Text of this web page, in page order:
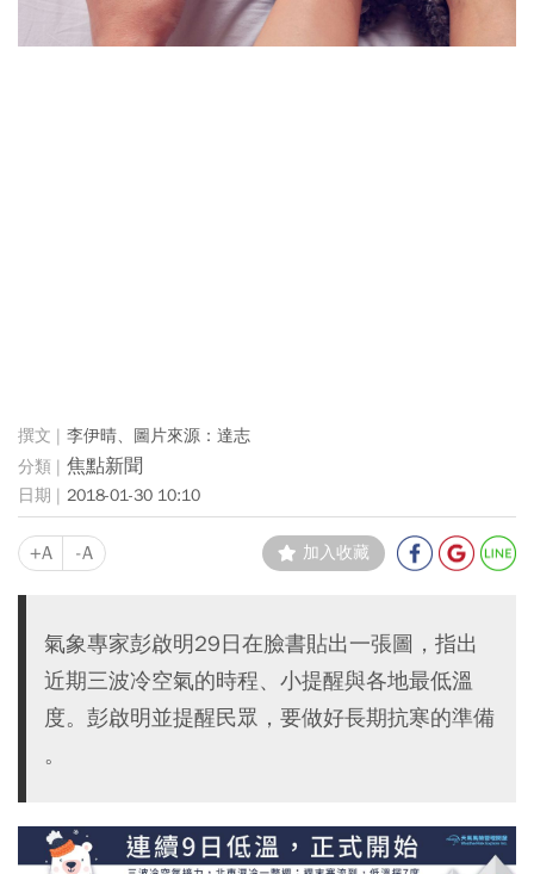
李伊晴、圖片來源：達志
焦點新聞
2018-01-30 10:10
+A -A 加入收藏
氣象專家彭啟明29日在臉書貼出一張圖，指出
近期三波冷空氣的時程、小提醒與各地最低溫
度。彭啟明並提醒民眾，要做好長期抗寒的準備
。